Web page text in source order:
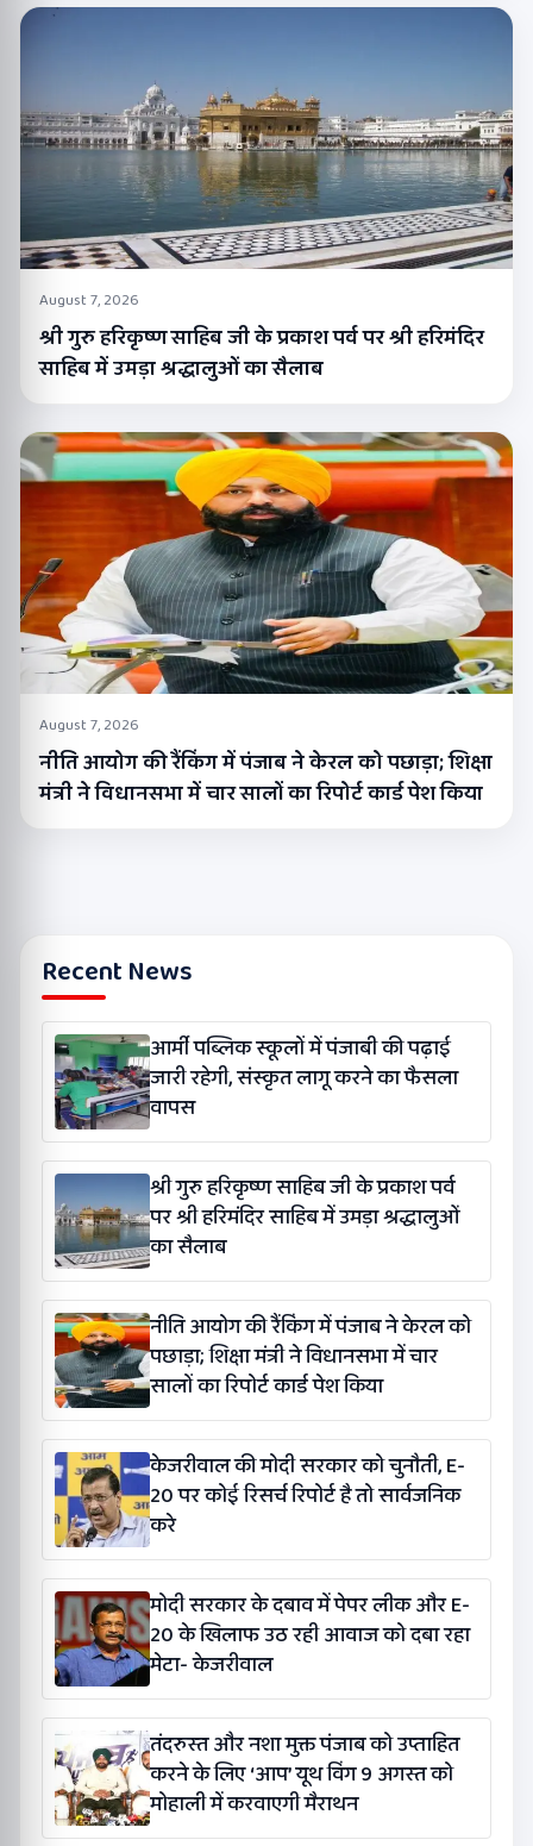
August 7, 2026
श्री गुरु हरिकृष्ण साहिब जी के प्रकाश पर्व पर श्री हरिमंदिर
साहिब में उमड़ा श्रद्धालुओं का सैलाब
August 7, 2026
नीति आयोग की रैंकिंग में पंजाब ने केरल को पछाड़ा; शिक्षा
मंत्री ने विधानसभा में चार सालों का रिपोर्ट कार्ड पेश किया
Recent News
आर्मी पब्लिक स्कूलों में पंजाबी की पढ़ाई
जारी रहेगी, संस्कृत लागू करने का फैसला
वापस
श्री गुरु हरिकृष्ण साहिब जी के प्रकाश पर्व
पर श्री हरिमंदिर साहिब में उमड़ा श्रद्धालुओं
का सैलाब
नीति आयोग की रैंकिंग में पंजाब ने केरल को
पछाड़ा; शिक्षा मंत्री ने विधानसभा में चार
सालों का रिपोर्ट कार्ड पेश किया
केजरीवाल की मोदी सरकार को चुनौती, E-
20 पर कोई रिसर्च रिपोर्ट है तो सार्वजनिक
करे
मोदी सरकार के दबाव में पेपर लीक और E-
20 के खिलाफ उठ रही आवाज को दबा रहा
मेटा- केजरीवाल
तंदरुस्त और नशा मुक्त पंजाब को उप्ताहित
करने के लिए ‘आप’ यूथ विंग 9 अगस्त को
मोहाली में करवाएगी मैराथन